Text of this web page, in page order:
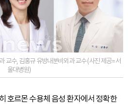
교수, 김홍규 유방내분비외과 교수 (사진 제공=서
울대병원)
호르몬 수용체 음성 환자에서 정확한